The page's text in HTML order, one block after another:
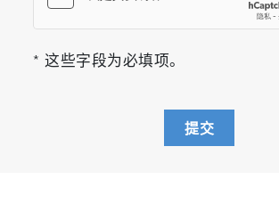
* 这些字段为必填项。
提交